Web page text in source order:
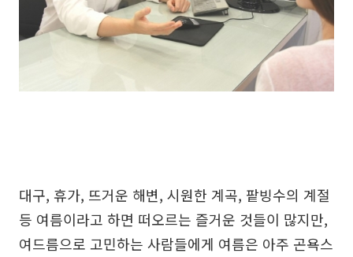
대구, 휴가, 뜨거운 해변, 시원한 계곡, 팥빙수의 계절
등 여름이라고 하면 떠오르는 즐거운 것들이 많지만,
여드름으로 고민하는 사람들에게 여름은 아주 곤욕스